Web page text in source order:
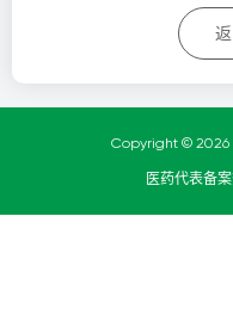
Copyright © 2026
医药代表备